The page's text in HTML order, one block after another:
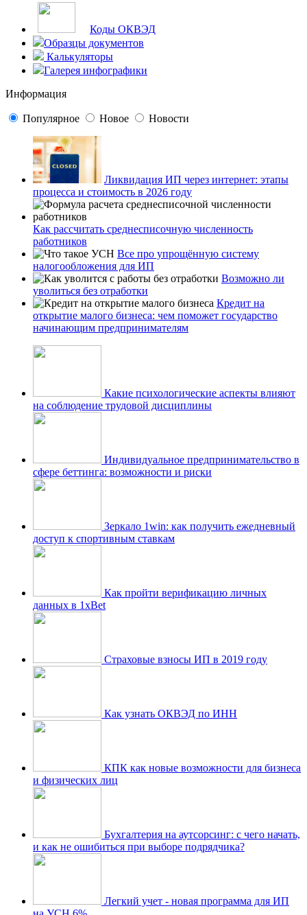
Коды ОКВЭД
Образцы документов
Калькуляторы
Галерея инфографики
Информация
Популярное Новое Новости
Ликвидация ИП через интернет: этапы
процесса и стоимость в 2026 году
Как рассчитать среднесписочную численность
работников
Все про упрощённую систему
налогообложения для ИП
Возможно ли
уволиться без отработки
Кредит на
открытие малого бизнеса: чем поможет государство
начинающим предпринимателям
Какие психологические аспекты влияют
на соблюдение трудовой дисциплины
Индивидуальное предпринимательство в
сфере беттинга: возможности и риски
Зеркало 1win: как получить ежедневный
доступ к спортивным ставкам
Как пройти верификацию личных
данных в 1xBet
Страховые взносы ИП в 2019 году
Как узнать ОКВЭД по ИНН
КПК как новые возможности для бизнеса
и физических лиц
Бухгалтерия на аутсорсинг: с чего начать,
и как не ошибиться при выборе подрядчика?
Легкий учет - новая программа для ИП